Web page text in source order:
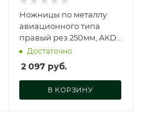
Ножницы по металлу
авиационного типа
правый рез 250мм, AKD-
30001
Достаточно
2 097руб.
В КОРЗИНУ